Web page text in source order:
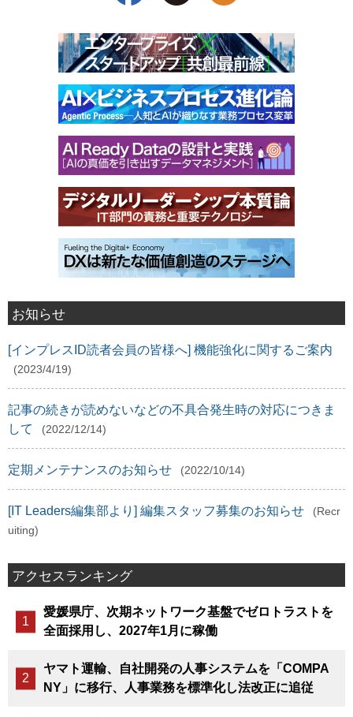
お知らせ
[インプレスID読者会員の皆様へ] 機能強化に関するご案内
(2023/4/19)
記事の続きが読めないなどの不具合発生時の対応につきま
して
(2022/12/14)
定期メンテナンスのお知らせ (2022/10/14)
[IT Leaders編集部より] 編集スタッフ募集のお知らせ
(Recr
uiting)
アクセスランキング
愛媛県庁、次期ネットワーク基盤でゼロトラストを
全面採用し、2027年1月に稼働
ヤマト運輸、自社開発の人事システムを「COMPA
NY」に移行、人事業務を標準化し法改正に追従